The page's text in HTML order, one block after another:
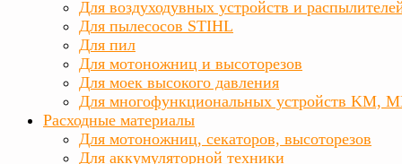
Для воздуходувных устройств и
Для пылесосов STIHL
Для пил
Для мотоножниц и высоторезов
Для моек высокого давления
Для многофункциональных устройств KM,
Расходные материалы
Для мотоножниц, секаторов, высоторезов
Для аккумуляторной техники